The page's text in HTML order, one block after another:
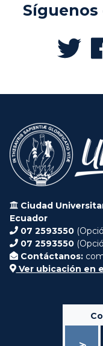
Síguenos
Ciudad
Ecuador
07 2593550
07 2593550
Contáctanos:
Ver ubicación en